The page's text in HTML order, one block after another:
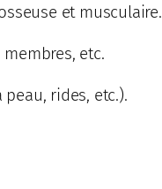
et musculaire.
etc.
rides, etc.).